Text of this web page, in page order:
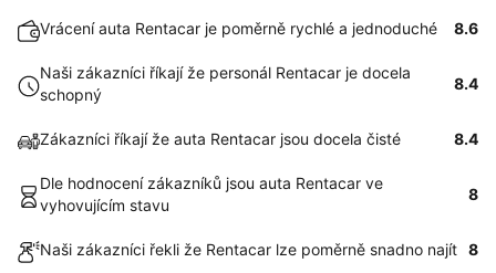
Vrácení auta Rentacar je poměrně rychlé a jednoduché 8.6
Naši zákazníci říkají že personál Rentacar je docela
schopný
8.4
Zákazníci říkají že auta Rentacar jsou docela čisté 8.4
Dle hodnocení zákazníků jsou auta Rentacar ve
vyhovujícím stavu
8
Naši zákazníci řekli že Rentacar lze poměrně snadno najít 8